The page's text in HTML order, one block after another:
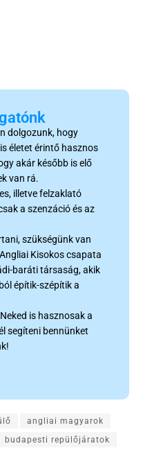
dolgozunk, hogy
életet érintő hasznos
akár később is elő
van rá.
illetve felzaklató
a szenzáció és az
szükségünk van
Kisokos csapata
baráti társaság, akik
építik-szépítik a
is hasznosak a
segíteni bennünket
angliai magyarok
budapesti repülőjáratok